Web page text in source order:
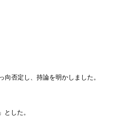
否定し、持論を明かしました。
した。